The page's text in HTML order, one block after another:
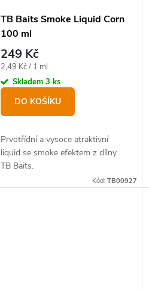
TB Baits Smoke Liquid Corn
100 ml
249 Kč
Měrná
cena:
2,49 Kč / 1 ml
Skladem 3 ks
DO KOŠÍKU
Prvotřídní a vysoce atraktivní
liquid se smoke efektem z dílny
TB Baits.
Kód: TB00927